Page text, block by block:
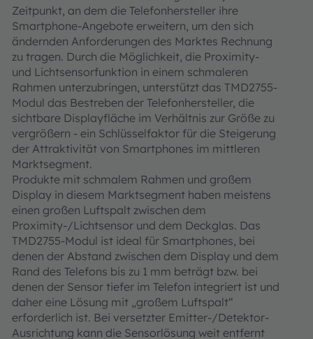
Zeitpunkt, an dem die Telefonhersteller ihre
Smartphone-Angebote erweitern, um den sich
ändernden Anforderungen des Marktes Rechnung
zu tragen. Durch die Möglichkeit, die Proximity-
und Lichtsensorfunktion in einem schmaleren
Rahmen unterzubringen, unterstützt das TMD2755-
Modul das Bestreben der Telefonhersteller, die
sichtbare Displayfläche im Verhältnis zur Größe zu
vergrößern - ein Schlüsselfaktor für die Steigerung
der Attraktivität von Smartphones im mittleren
Marktsegment.
Produkte mit schmalem Rahmen und großem
Display in diesem Marktsegment haben meistens
einen großen Luftspalt zwischen dem
Proximity-/Lichtsensor und dem Deckglas. Das
TMD2755-Modul ist ideal für Smartphones, bei
denen der Abstand zwischen dem Display und dem
Rand des Telefons bis zu 1 mm beträgt bzw. bei
denen der Sensor tiefer im Telefon integriert ist und
daher eine Lösung mit „großem Luftspalt“
erforderlich ist. Bei versetzter Emitter-/Detektor-
Ausrichtung kann die Sensorlösung weit entfernt